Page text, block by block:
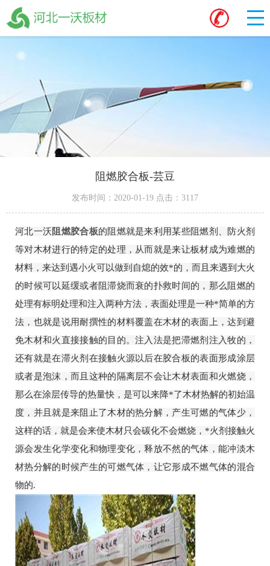
阻燃胶合板-芸豆
发布时间：2020-01-19 点击：3117
河北一沃阻燃胶合板的阻燃就是来利用某些阻燃剂、防火剂
等对木材进行的特定的处理，从而就是来让板材成为难燃的
材料，来达到遇小火可以做到自熄的效*的，而且来遇到大火
的时候可以延缓或者阻滞烧而衰的扑救时间的，那么阻燃的
处理有标明处理和注入两种方法，表面处理是一种*简单的方
法，也就是说用耐撰性的材料覆盖在木材的表面上，达到避
免木材和火直接接触的目的。注入法是把滞燃剂注入牧的，
还有就是在滞火剂在接触火源以后在胶合板的表面形成涂层
或者是泡沫，而且这种的隔离层不会让木材表面和火燃烧，
那么在涂层传导的热量快，是可以来降*了木材热解的初始温
度，并且就是来阻止了木材的热分解，产生可燃的气体少，
这样的话，就是会来使木材只会碳化不会燃烧，*火剂接触火
源会发生化学变化和物理变化，释放不然的气体，能冲淡木
材热分解的时候产生的可燃气体，让它形成不燃气体的混合
物的.